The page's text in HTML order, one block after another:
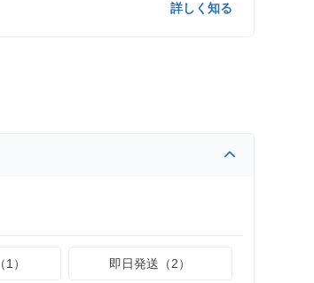
詳しく知る
） 即日発送（2）